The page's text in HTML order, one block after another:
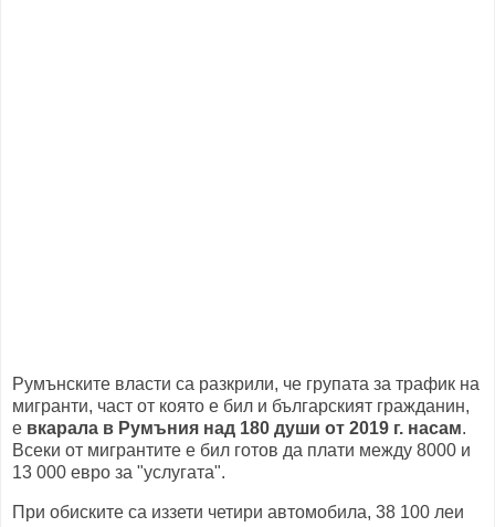
Румънските власти са разкрили, че групата за трафик на
мигранти, част от която е бил и българският гражданин,
е вкарала в Румъния над 180 души от 2019 г. насам.
Всеки от мигрантите е бил готов да плати между 8000 и
13 000 евро за "услугата".
При обиските са иззети четири автомобила, 38 100 леи